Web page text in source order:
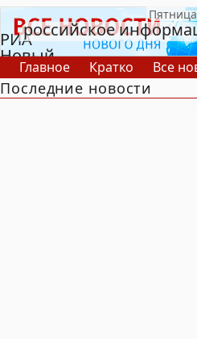
РИА
Новый
День
российское
Главное Кратко Все
В России
В мире
Последние новости